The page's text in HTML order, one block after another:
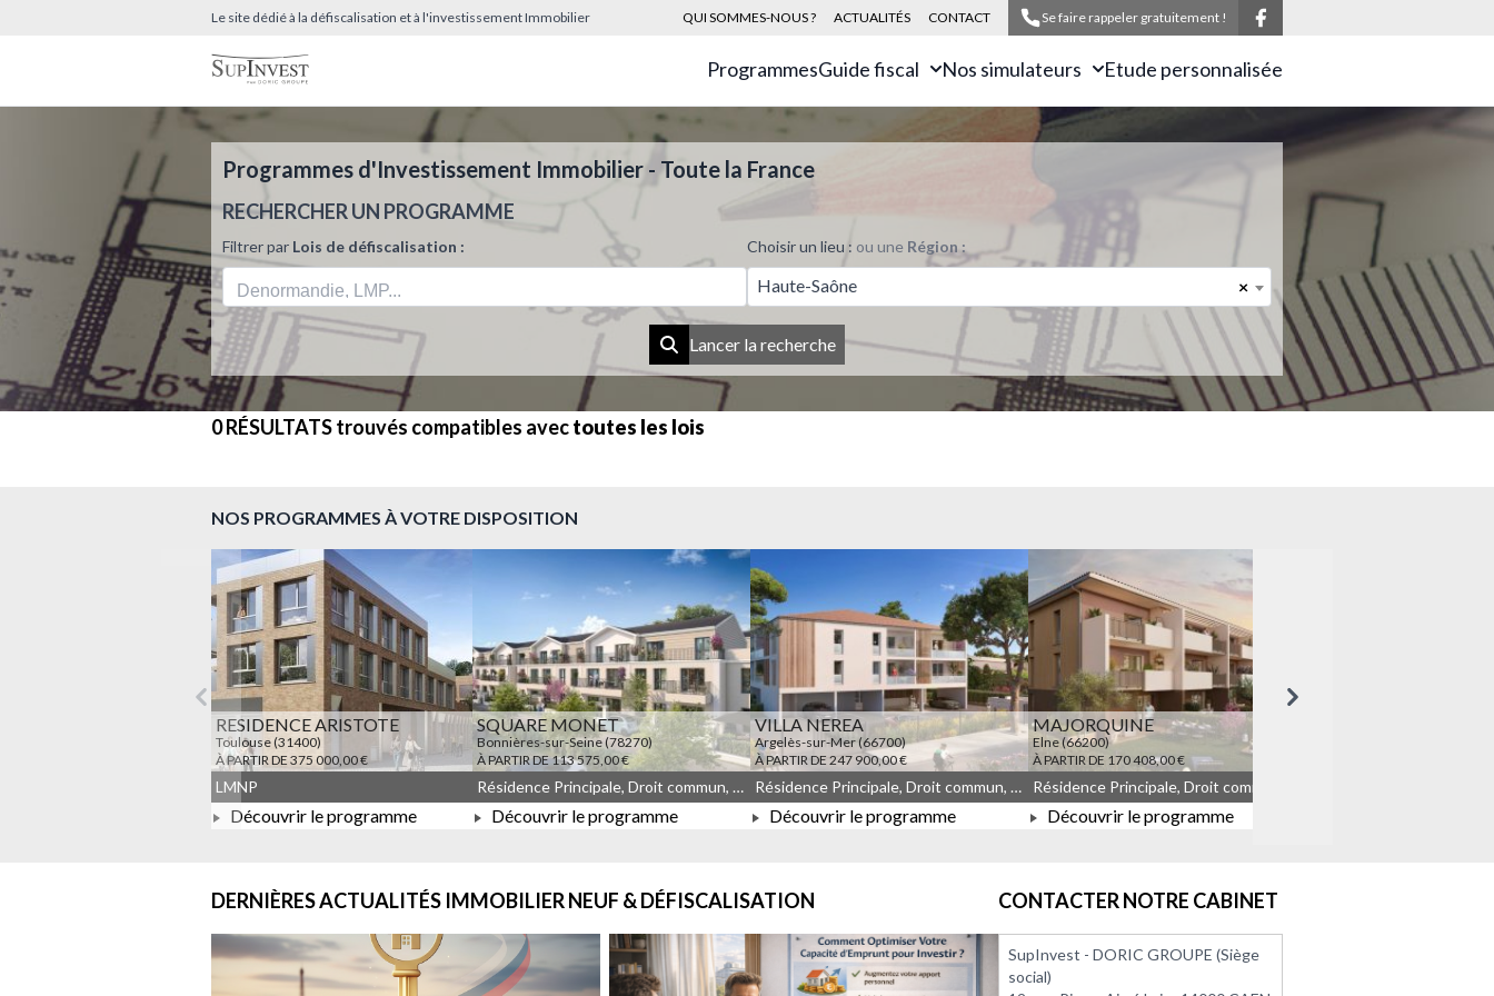
Le site dédié à la défiscalisation et à l'investissement Immobilier QUI SOMMES-NOUS ? ACTUALITÉS CONTACT Se faire rappeler gratuitement !
ProgrammesGuide fiscal Nos simulateurs Etude personnalisée
Programmes d'Investissement Immobilier - Toute la France
RECHERCHER UN PROGRAMME
Filtrer par Lois de défiscalisation : Choisir un lieu : ou une Région :
×
Haute-Saône
Lancer la recherche
0 RÉSULTATStrouvés compatibles avectoutes les lois
NOS PROGRAMMES À VOTRE DISPOSITION
Précédent Suivant
RESIDENCE ARISTOTE
Toulouse (31400)
À PARTIR DE 375 000,00 €
À PARTIR DE 375 000,00 €
LMNP
Découvrir le programme
SQUARE MONET
Bonnières-sur-Seine (78270)
À PARTIR DE 113 575,00 €
À PARTIR DE 113 575,00 €
Résidence Principale, Droit commun, Meublé non géré, JEANBRUN, LLI, LLI_JEANBRUN
Découvrir le programme
VILLA NEREA
Argelès-sur-Mer (66700)
À PARTIR DE 247 900,00 €
À PARTIR DE 247 900,00 €
Résidence Principale, Droit commun, Meublé non géré, JEANBRUN
Découvrir le programme
MAJORQUINE
Elne (66200)
À PARTIR DE 170 408,00 €
À PARTIR DE 170 408,00 €
Découvrir le programme
DERNIÈRES ACTUALITÉS IMMOBILIER NEUF & DÉFISCALISATION CONTACTER NOTRE CABINET
SupInvest - DORIC GROUPE (Siège
social)